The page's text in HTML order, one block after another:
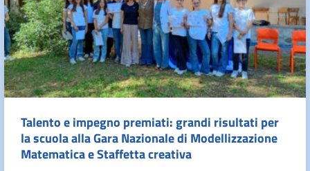
Talento e impegno premiati: grandi risultati per
la scuola alla Gara Nazionale di Modellizzazione
Matematica e Staffetta creativa